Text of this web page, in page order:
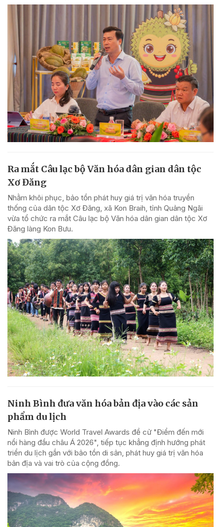
Ra mắt Câu lạc bộ Văn hóa dân gian dân tộc
Xơ Đăng
Nhằm khôi phục, bảo tồn phát huy giá trị văn hóa truyền
thống của dân tộc Xơ Đăng, xã Kon Braih, tỉnh Quảng Ngãi
vừa tổ chức ra mắt Câu lạc bộ Văn hóa dân gian dân tộc Xơ
Đăng làng Kon Bưu.
Ninh Bình đưa văn hóa bản địa vào các sản
phẩm du lịch
Ninh Bình được World Travel Awards đề cử "Điểm đến mới
nổi hàng đầu châu Á 2026", tiếp tục khẳng định hướng phát
triển du lịch gắn với bảo tồn di sản, phát huy giá trị văn hóa
bản địa và vai trò của cộng đồng.